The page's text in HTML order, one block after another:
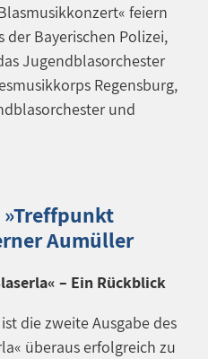
feiern
der Bayerischen Polizei,
Jugendblasorchester
Regensburg,
und
»Treffpunkt
Aumüller
– Ein Rückblick
die zweite Ausgabe des
überaus erfolgreich zu